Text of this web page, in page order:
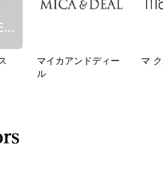
マイカアンドディー
ル
マ